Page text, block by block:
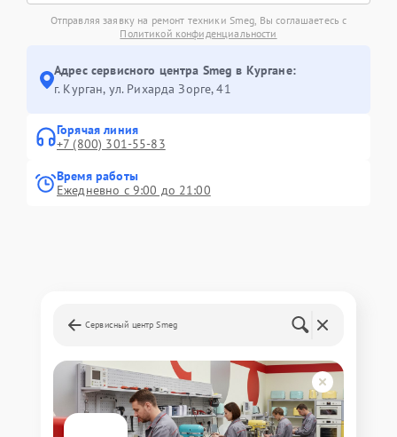
Отправляя заявку на ремонт техники Smeg, Вы соглашаетесь с
Политикой конфиденциальности
Адрес сервисного центра Smeg в Кургане:
г. Курган, ул. Рихарда Зорге, 41
Горячая линия
+7 (800) 301-55-83
Время работы
Ежедневно с 9:00 до 21:00
Сервисный центр Smeg